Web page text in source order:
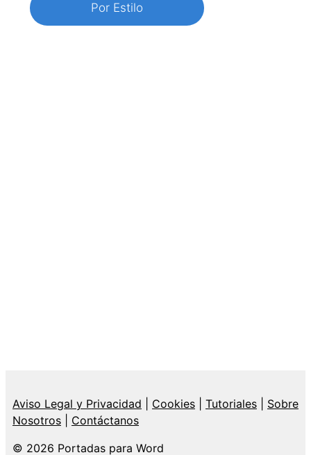
Por Estilo
Aviso Legal y Privacidad Cookies Tutoriales
Sobre
Nosotros
Contáctanos
© 2026 Portadas para Word